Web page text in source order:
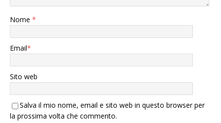
Nome *
Email*
Sito web
Salva il mio nome, email e sito web in questo browser per
la prossima volta che commento.